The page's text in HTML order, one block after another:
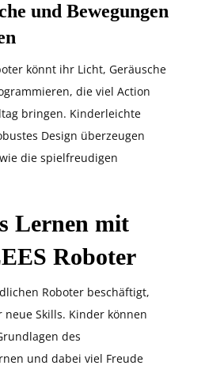
und Bewegungen
könnt ihr Licht, Geräusche
die viel Action
bringen. Kinderleichte
Design überzeugen
die spielfreudigen
Lernen mit
Roboter
Roboter beschäftigt,
Skills. Kinder können
des
und dabei viel Freude